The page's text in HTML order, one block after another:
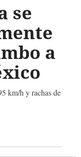
se
a
km/h y rachas de